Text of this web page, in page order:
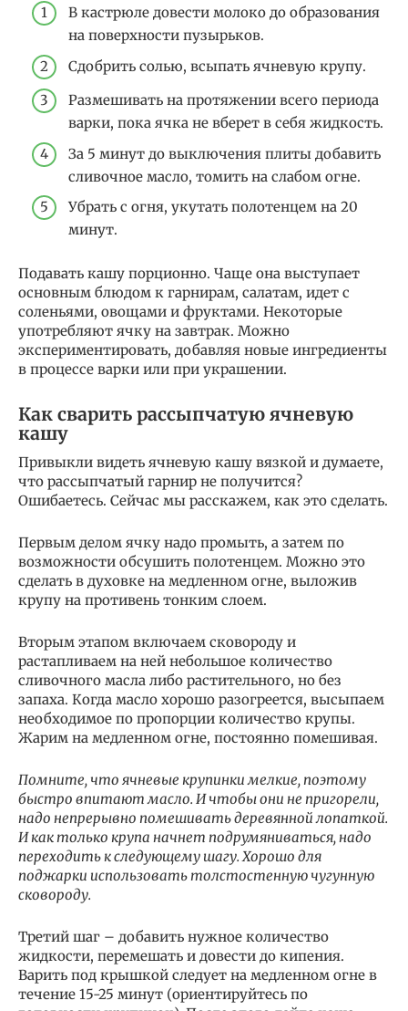
В кастрюле довести молоко до образования
на поверхности пузырьков.
Сдобрить солью, всыпать ячневую крупу.
Размешивать на протяжении всего периода
варки, пока ячка не вберет в себя жидкость.
За 5 минут до выключения плиты добавить
сливочное масло, томить на слабом огне.
Убрать с огня, укутать полотенцем на 20
минут.
Подавать кашу порционно. Чаще она выступает
основным блюдом к гарнирам, салатам, идет с
соленьями, овощами и фруктами. Некоторые
употребляют ячку на завтрак. Можно
экспериментировать, добавляя новые ингредиенты
в процессе варки или при украшении.
Как сварить рассыпчатую ячневую
кашу
Привыкли видеть ячневую кашу вязкой и думаете,
что рассыпчатый гарнир не получится?
Ошибаетесь. Сейчас мы расскажем, как это сделать.
Первым делом ячку надо промыть, а затем по
возможности обсушить полотенцем. Можно это
сделать в духовке на медленном огне, выложив
крупу на противень тонким слоем.
Вторым этапом включаем сковороду и
растапливаем на ней небольшое количество
сливочного масла либо растительного, но без
запаха. Когда масло хорошо разогреется, высыпаем
необходимое по пропорции количество крупы.
Жарим на медленном огне, постоянно помешивая.
Помните, что ячневые крупинки мелкие, поэтому
быстро впитают масло. И чтобы они не пригорели,
надо непрерывно помешивать деревянной лопаткой.
И как только крупа начнет подрумяниваться, надо
переходить к следующему шагу. Хорошо для
поджарки использовать толстостенную чугунную
сковороду.
Третий шаг – добавить нужное количество
жидкости, перемешать и довести до кипения.
Варить под крышкой следует на медленном огне в
течение 15-25 минут (ориентируйтесь по